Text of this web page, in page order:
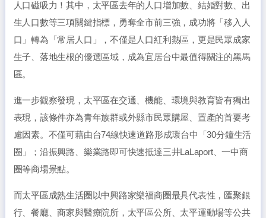
人口磁吸力！其中，太平區去年的人口增加數、結婚對數、出
生人口數等三項關鍵指標，勇奪全市前三強，成功將「移入人
口」轉為「常居人口」，不僅是人口紅利熱區，更是民眾成家
生子、落地生根的優選區域，成為宜居台中最值得關注的黑馬
區。
進一步觀察發現，太平區在交通、機能、環境與教育皆有獨出
表現，該條件亦為青年族群或外縣市民眾購屋、置產的首要考
慮因素。不僅可藉由台74線快速道路形成環台中「30分鐘生活
圈」；沿振興路、樂業路即可快速抵達三井LaLaport、一中商
圈等商場景點。
而太平區成熟生活圈以中興路家樂福商圈最具代表性，匯聚銀
行、餐廳、商家與醫療院所，太平區公所、太平運動場等公共